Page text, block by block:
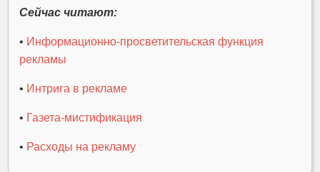
Сейчас читают:
• Информационно-просветительская функция
рекламы
• Интрига в рекламе
• Газета-мистификация
• Расходы на рекламу